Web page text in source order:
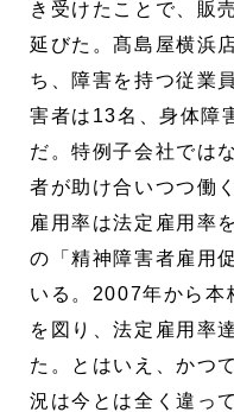
き受けたことで、販
延びた。髙島屋横浜
ち、障害を持つ従業
害者は13名、身体障
だ。特例子会社では
者が助け合いつつ働
雇用率は法定雇用率
の「精神障害者雇用
いる。2007年から本
を図り、法定雇用率
た。とはいえ、かつ
況は今とは全く違っ